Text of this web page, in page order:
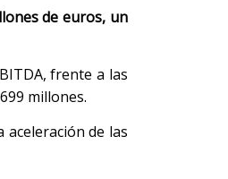
de euros, un
frente a las
millones.
de las